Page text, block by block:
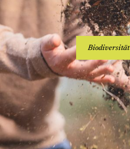
Biodiversität